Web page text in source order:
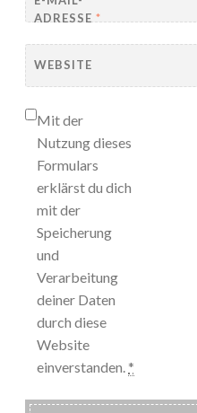
ADRESSE *
WEBSITE
Mit der
Nutzung dieses
Formulars
erklärst du dich
mit der
Speicherung
und
Verarbeitung
deiner Daten
durch diese
Website
einverstanden. *